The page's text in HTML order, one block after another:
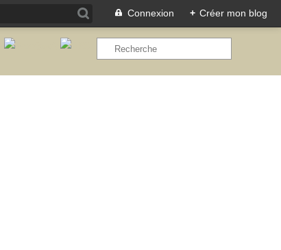
Connexion + Créer mon blog